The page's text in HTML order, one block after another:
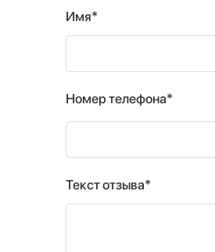
Имя*
Номер телефона*
Текст отзыва*